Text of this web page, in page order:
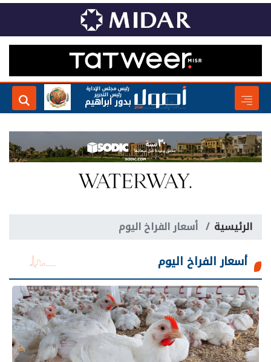
رئيس مجلس الإدارة
رئيس التحرير
بدور ابراهيم
الرئيسية أسعار الفراخ اليوم
أسعار الفراخ اليوم